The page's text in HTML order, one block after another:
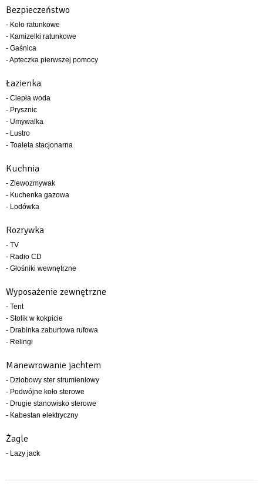
Bezpieczeństwo
- Koło ratunkowe
- Kamizelki ratunkowe
- Gaśnica
- Apteczka pierwszej pomocy
Łazienka
- Ciepła woda
- Prysznic
- Umywalka
- Lustro
- Toaleta stacjonarna
Kuchnia
- Zlewozmywak
- Kuchenka gazowa
- Lodówka
Rozrywka
- TV
- Radio CD
- Głośniki wewnętrzne
Wyposażenie zewnętrzne
- Tent
- Stolik w kokpicie
- Drabinka zaburtowa rufowa
- Relingi
Manewrowanie jachtem
- Dziobowy ster strumieniowy
- Podwójne koło sterowe
- Drugie stanowisko sterowe
- Kabestan elektryczny
Żagle
- Lazy jack